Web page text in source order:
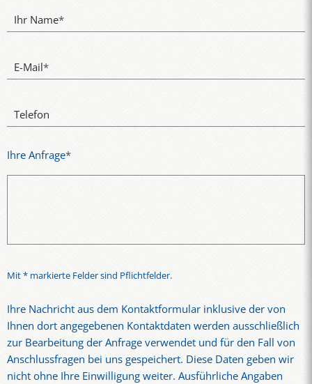
Ihr Name*
E-Mail*
Telefon
Ihre Anfrage*
Mit * markierte Felder sind Pflichtfelder.
Ihre Nachricht aus dem Kontaktformular inklusive der von
Ihnen dort angegebenen Kontaktdaten werden ausschließlich
zur Bearbeitung der Anfrage verwendet und für den Fall von
Anschlussfragen bei uns gespeichert. Diese Daten geben wir
nicht ohne Ihre Einwilligung weiter. Ausführliche Angaben